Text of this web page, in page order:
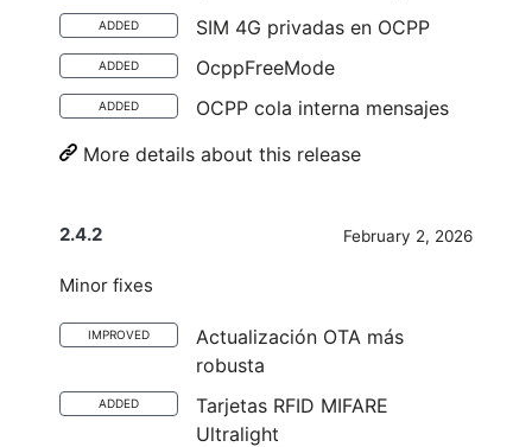
ADDED SIM 4G privadas en OCPP
ADDED OcppFreeMode
ADDED
OCPP cola interna mensajes
More details about this release
2.4.2 February 2, 2026
Minor fixes
IMPROVED
Actualización OTA más
robusta
ADDED
Tarjetas RFID MIFARE
Ultralight